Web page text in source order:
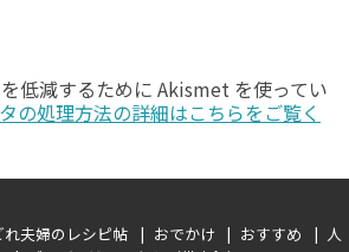
低減するために Akismet を使ってい
の処理方法の詳細はこちらをご覧く
れ夫婦のレシピ帖 おでかけ おすすめ
人